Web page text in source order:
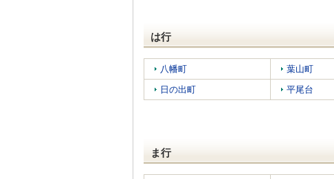
は行
八幡町 葉山町
日の出町
平尾台
ま行